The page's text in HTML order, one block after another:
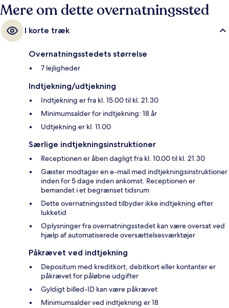
Mere om dette overnatningssted
I korte træk
Overnatningsstedets størrelse
7 lejligheder
Indtjekning/udtjekning
Indtjekning er fra kl. 15.00 til kl. 21.30
Minimumsalder for indtjekning: 18 år
Udtjekning er kl. 11.00
Særlige indtjekningsinstruktioner
Receptionen er åben dagligt fra kl. 10.00 til kl. 21.30
Gæster modtager en e-mail med indtjekningsinstruktioner
inden for 5 dage inden ankomst. Receptionen er
bemandet i et begrænset tidsrum
Dette overnatningssted tilbyder ikke indtjekning efter
lukketid
Oplysninger fra overnatningsstedet kan være oversat ved
hjælp af automatiserede oversættelsesværktøjer
Påkrævet ved indtjekning
Depositum med kreditkort, debitkort eller kontanter er
påkrævet for påløbne udgifter
Gyldigt billed-ID kan være påkrævet
Minimumsalder ved indtjekning er 18